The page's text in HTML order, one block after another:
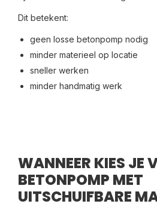
Dit betekent:
geen losse betonpomp nodig
minder materieel op locatie
sneller werken
minder handmatig werk
WANNEER KIES JE
BETONPOMP MET
UITSCHUIFBARE